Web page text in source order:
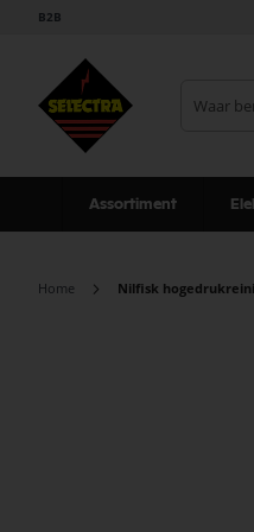
B2B
Assortiment
Home Nilfisk